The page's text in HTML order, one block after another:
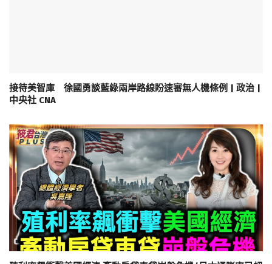
接待美智庫 徐國勇談藍綠兩岸路線盼速審無人機條例 | 政治 |
中央社 CNA